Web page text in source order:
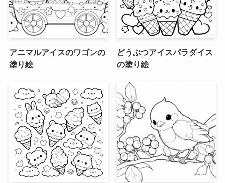
アニマルアイスのワゴンの
塗り絵
どうぶつアイスパラダイス
の塗り絵